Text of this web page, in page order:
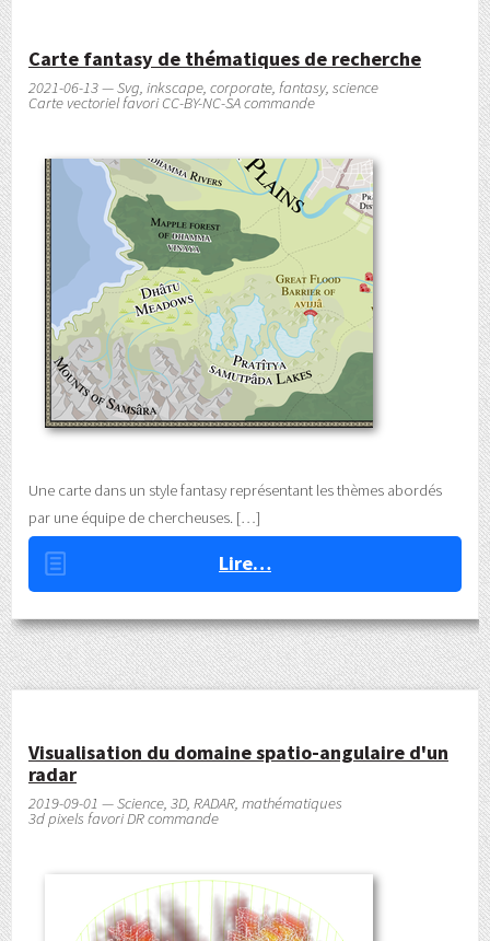
Carte fantasy de thématiques de recherche
2021-06-13 — Svg, inkscape, corporate, fantasy, science
Carte vectoriel favori CC-BY-NC-SA commande
Une carte dans un stylefantasy représentant les thèmes abordés
par une équipe de chercheuses.
Lire…
Visualisation du domaine spatio-angulaire d'un
radar
2019-09-01 — Science, 3D, RADAR, mathématiques
3d pixels favori DR commande